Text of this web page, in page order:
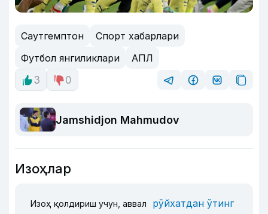
Саутгемптон
Спорт хабарлари
Футбол янгиликлари
АПЛ
3
0
Jamshidjon Mahmudov
Изоҳлар
Изоҳ қолдириш учун, аввал рўйхатдан ўтинг